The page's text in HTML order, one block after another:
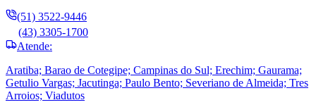
(51) 3522-9446
(43) 3305-1700
Atende:
Aratiba; Barao de Cotegipe; Campinas do Sul; Erechim; Gaurama;
Getulio Vargas; Jacutinga; Paulo Bento; Severiano de Almeida; Tres
Arroios; Viadutos